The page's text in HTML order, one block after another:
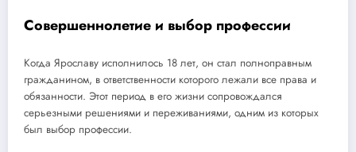
Совершеннолетие и выбор профессии
Когда Ярославу исполнилось 18 лет, он стал полноправным
гражданином, в ответственности которого лежали все права и
обязанности. Этот период в его жизни сопровождался
серьезными решениями и переживаниями, одним из которых
был выбор профессии.